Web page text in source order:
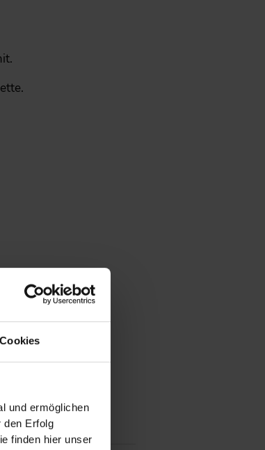
und ermöglichen
den Erfolg
finden hier unser